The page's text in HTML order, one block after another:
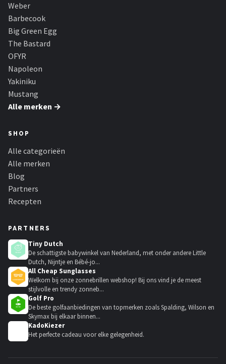
Weber
Barbecook
Big Green Egg
The Bastard
OFYR
Napoleon
Yakiniku
Mustang
Alle merken →
SHOP
Alle categorieën
Alle merken
Blog
Partners
Recepten
PARTNERS
Tiny Dutch
De schattigste babywinkel van Nederland, met onder andere Little
Dutch, Nijntje en Bébé-jo...
All Cheap Sunglasses
Welkom bij onze zonnebrillen webshop! Bij ons vind je de meest
stijlvolle en trendy zonneb...
Golf Pro
De beste golfaanbiedingen van topmerken zoals Spalding, Wilson en
Skymax bij elkaar binnen...
KadoKiezer
Het perfecte cadeau voor elke gelegenheid.